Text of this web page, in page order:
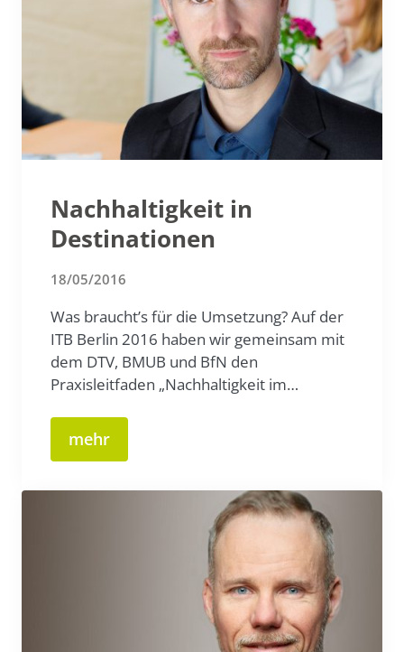
Nachhaltigkeit in
Destinationen
18/05/2016
Was braucht’s für die Umsetzung? Auf der
ITB Berlin 2016 haben wir gemeinsam mit
dem DTV, BMUB und BfN den
Praxisleitfaden „Nachhaltigkeit im…
mehr